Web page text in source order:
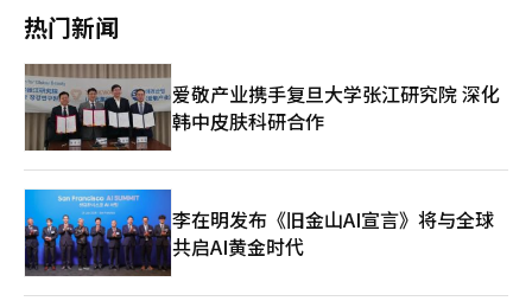
创造了汉江奇迹，那么21世纪的韩国可以通过物理AI和制造业AX
创造另一个奇迹。这不仅仅是经济增长的问题，而是决定韩国在未
来100年将成为什么样国家的问题。 而这个答案已经开始显现。如
果AI半导体开启了韩国新的工业化，那么物理AI将成为设计韩国未
来文明的工具。下一步不再是技术，而是国家的愿景。这个愿景正
是第三部分将讨论的“伟大韩国”和AI时代的第二次建国宣言。※
本文利用生成型AI撰写，并经过编辑者审核。
构，确保规模经济。※ 本报道经人工智能（AI）系统翻译与编辑。
营的独立性和专业性也至关重要。投资判断应基于市场逻辑，而非
政治因素。对特定产业或企业的支持不应成为目的。只有在以成长
潜力和盈利能力为标准进行资金分配时，基金才能成功，产业才能
成长。 透明度同样是必不可少的。投资者应定期确认自己的资金
投资于何处及其产生的成果。资产管理报告的公开和信息提供不仅
是简单的行政程序，更是维护信任的核心机制。 成长基金的意义
不仅在于筹集6000亿韩元，更在于将国民的资产与未来产业连接
经济学家熊彼特将创新定义为“新的结合”。成长基金也应成为连
接国民资金与企业创新的新结合。只有这样，投资者才能获得收
益，企业才能成长，国家才能提升竞争力。 售罄只是起点。现在
重要的是如何进行良好的运营。期待成长基金不仅能在短期内取得
成功，而能成为韩国资本市场的新成功模式。让市场资金流向生产
设备、变压器和电线产业的增长。自动驾驶汽车、机器人、智能工
而是改变整个产业的文明革命。 在这一巨大变化中，世界正围绕
四个轴心进行重组：美国、中国、台湾和日本。 美国，AI帝国的中
心 目前，在AI竞争中，毫无疑问，美国处于领先地位。 美国拥有
AI生态系统的所有要素。OpenAI、谷歌、Meta、微软、亚马逊、
控了全球AI产业的上游、中游和下游。 特别是英伟达被评为AI时代
的新石油公司。过去，石油是工业社会的血液，而今天AI时代的血
液则是运算能力。英伟达是提供这种运算能力的核心企业。 美国
的真正优势不仅在于技术。世界顶尖的大学、研究所和风险投资系
统形成了一个完整的生态系统。斯坦福、麻省理工、加州大学伯克
利分校、卡内基梅隆大学、哈佛和普林斯顿每年培养出世界一流的
而非人与人。 实际上，汽车产业正迅速向以人工智能和软件为中
电池技术将决定未来的竞争力。维持过去内燃机时代的就业结构和
生产方式在现实中是困难的。劳资双方共同创造新就业机会、适应
新技术，成为更为重要的课题。 自“黄袋法”实施以来，产业现
场的不确定性也在增加。保护工人权益固然重要，但不应抑制企业
的经营活动和投资意愿。法律的初衷应得到尊重，同时也需制定补
充措施，以尽量减少产业现场的混乱。 最重要的是，需要的是对
话而非对抗。工会可以将罢工作为谈判的手段，但不应成为目的。
公司在业绩良好时应与员工分享成果，并提出未来就业的蓝图。缺
乏信任的劳资关系最终会使所有人都成为失败者。 韩国经济面临
低增长、高龄化和全球供应链重组等重大挑战。如果制造业竞争力
资情绪迅速改善。与此同时，三星电子和SK海力士的单一股票杠
杆ETF上市后，个人资金涌向大型半导体股，推动了指数的上涨。
实际上，截至27日，三星电子和SK海力士在KOSPI中的市值占比
已扩大至52%。相反，传统的半导体ETF和KOSDAQ半导体相关股
票则出现资金流出，导致KOSDAQ走弱。证券界指出，KOSPI与
KOSDAQ收益率差距扩大正是由于半导体资金集中现象所致。 信
尔证券的研究员表示：“自5月以来，KOSPI市场中半导体股票在
下跌时呈现耦合，而在上涨时则出现解耦现象，这种资金集中现象
仍在持续。”他还提到，最近20个交易日内，市场中上涨和下跌股
票的数量所反映的ADR指标已突破75%的底部，降至55%；而市
场波动性指标VKOSPI也在5月后再次超过70点，这一水平远高于通
常被视为波动性扩大的30点。 他补充道：“在单向买入时机较少
的情况下，买卖交替进行，尽管处于上涨市场中，投资者情绪仍显
热门新闻
爱敬产业携手复旦大学张江研究院 深化
韩中皮肤科研合作
李在明发布《旧金山AI宣言》将与全球
共启AI黄金时代